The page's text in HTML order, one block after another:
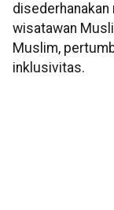
wisatawan
Muslim,
inklusivitas.